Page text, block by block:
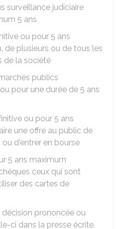
surveillance judiciaire
5 ans
ou pour 5 ans
de plusieurs ou de tous les
de la société
publics
pour une durée de 5 ans
ou pour 5 ans
une offre au public de
d'entrer en bourse
5 ans maximum
ceux qui sont
des cartes de
prononcée ou
ci dans la presse écrite.